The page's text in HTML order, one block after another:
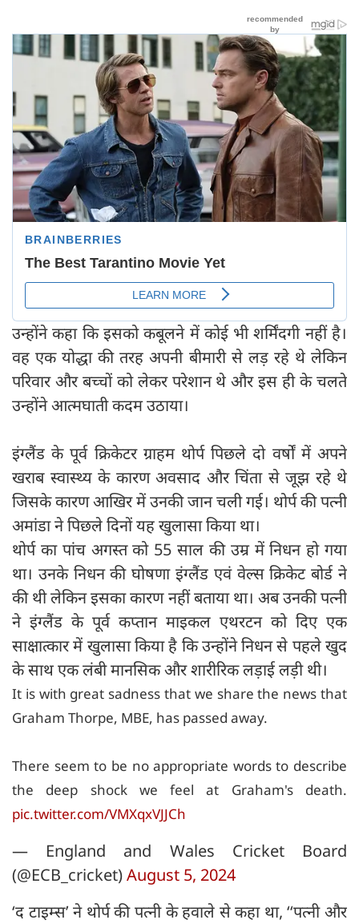
उन्होंने कहा कि इसको कबूलने में कोई भी शर्मिंदगी नहीं है।
वह एक योद्धा की तरह अपनी बीमारी से लड़ रहे थे लेकिन
परिवार और बच्चों को लेकर परेशान थे और इस ही के चलते
उन्होंने आत्मघाती कदम उठाया।
इंग्लैंड के पूर्व क्रिकेटर ग्राहम थोर्प पिछले दो वर्षों में अपने
खराब स्वास्थ्य के कारण अवसाद और चिंता से जूझ रहे थे
जिसके कारण आखिर में उनकी जान चली गई। थोर्प की पत्नी
अमांडा ने पिछले दिनों यह खुलासा किया था।
थोर्प का पांच अगस्त को 55 साल की उम्र में निधन हो गया
था। उनके निधन की घोषणा इंग्लैंड एवं वेल्स क्रिकेट बोर्ड ने
की थी लेकिन इसका कारण नहीं बताया था। अब उनकी पत्नी
ने इंग्लैंड के पूर्व कप्तान माइकल एथरटन को दिए एक
साक्षात्कार में खुलासा किया है कि उन्होंने निधन से पहले खुद
के साथ एक लंबी मानसिक और शारीरिक लड़ाई लड़ी थी।
It is with great sadness that we share the news that
Graham Thorpe, MBE, has passed away.
There seem to be no appropriate words to describe
the deep shock we feel at Graham's death.
pic.twitter.com/VMXqxVJJCh
— England and Wales Cricket Board
(@ECB_cricket)August 5, 2024
‘द टाइम्स’ ने थोर्प की पत्नी के हवाले से कहा था, ‘‘पत्नी और